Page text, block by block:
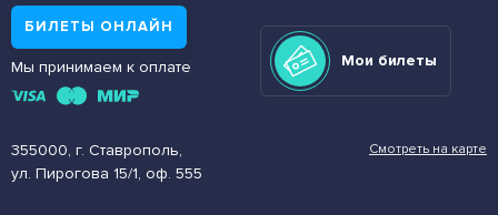
355000, г. Ставрополь,
ул. Пирогова 15/1, оф. 555
Смотреть на карте
БИЛЕТЫ ОНЛАЙН
Мы принимаем к оплате Мои билеты